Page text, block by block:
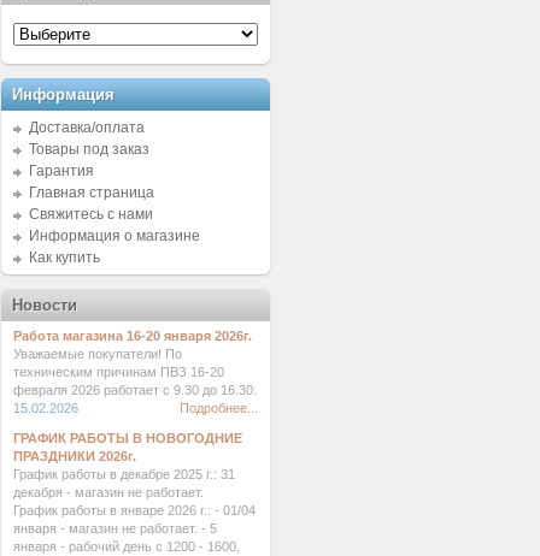
Информация
Доставка/оплата
Товары под заказ
Гарантия
Главная страница
Свяжитесь с нами
Информация о магазине
Как купить
Новости
Работа магазина 16-20 января 2026г.
Уважаемые покупатели! По
техническим причинам ПВЗ 16-20
февраля 2026 работает с 9.30 до 16.30.
15.02.2026
Подробнее...
ГРАФИК РАБОТЫ В НОВОГОДНИЕ
ПРАЗДНИКИ 2026г.
График работы в декабре 2025 г.: 31
декабря - магазин не работает.
График работы в январе 2026 г.: - 01/04
января - магазин не работает. - 5
января - рабочий день с 1200 - 1600,